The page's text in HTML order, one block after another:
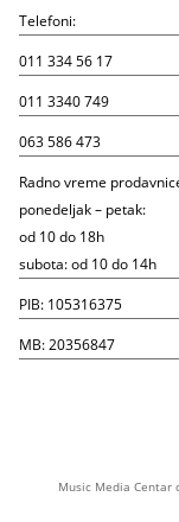
Telefoni:
011 334 56 17
011 3340 749
063 586 473
Radno vreme
ponedeljak – petak:
od 10 do 18h
subota: od 10 do 14h
PIB: 105316375
MB: 20356847
Music Media Centar